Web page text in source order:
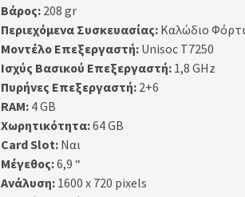
Βάρος: 208 gr
Περιεχόμενα Συσκευασίας: Καλώδιο
Μοντέλο Επεξεργαστή: Unisoc T7250
Ισχύς Βασικού Επεξεργαστή: 1,8 GHz
Πυρήνες Επεξεργαστή: 2+6
RAM: 4 GB
Χωρητικότητα:64 GB
Card Slot: Ναι
Μέγεθος:6,9 “
Ανάλυση: 1600 x 720 pixels